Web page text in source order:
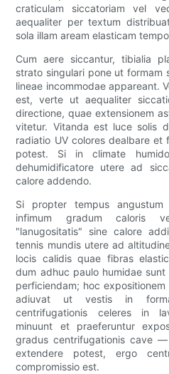
craticulam siccatoriam vel
aequaliter per textum
sola illam aream elasticam
Cum aere siccantur, tibialia
strato singulari pone ut formam
lineae incommodae appareant.
est, verte ut aequaliter
directione, quae extensionem
vitetur. Vitanda est luce solis
radiatio UV colores dealbare
potest. Si in climate
dehumidificatore utere ad
calore addendo.
Si propter tempus
infimum gradum caloris
"lanugositatis" sine calore
tennis mundis utere ad
locis calidis quae fibras
dum adhuc paulo humidae
perficiendam; hoc
adiuvat ut vestis in
centrifugationis celeres in
minuunt et praeferuntur
gradus centrifugationis cave
extendere potest, ergo
compromissio est.